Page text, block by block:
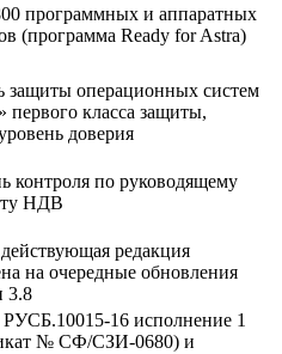
программных и аппаратных
(программа Ready for Astra)
защиты операционных систем
первого класса защиты,
доверия
контроля по руководящему
НДВ
редакция
на очередные обновления
3.8
РУСБ.10015-16 исполнение 1
№ СФ/СЗИ-0680) и